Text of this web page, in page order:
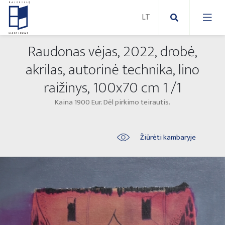
Nauji paveikslai
Abstraktūs paveikslai
Paveikslai ant drobės
Naujos skulptūros
Liaudies skulptūros
Parodos 2025
Raudonas vėjas, 2022, drobė,
akrilas, autorinė technika, lino
raižinys, 100x70 cm 1 /1
Kaina 1900 Eur. Dėl pirkimo teirautis.
Žiūrėti kambaryje